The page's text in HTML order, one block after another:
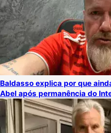
Baldasso explica por que
Abel após permanência do